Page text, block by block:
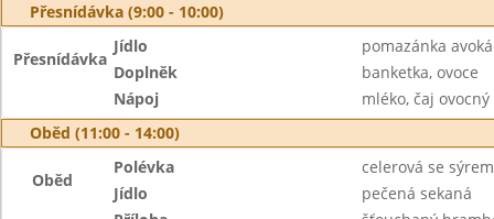
Přesnídávka (9:00 - 10:00)
Přesnídávka
Jídlo
pomazánka
Doplněk
banketka, ovoce
Nápoj
mléko, čaj ovocný
Oběd (11:00 - 14:00)
Oběd
Polévka
celerová se sýrem
Jídlo
pečená sekaná